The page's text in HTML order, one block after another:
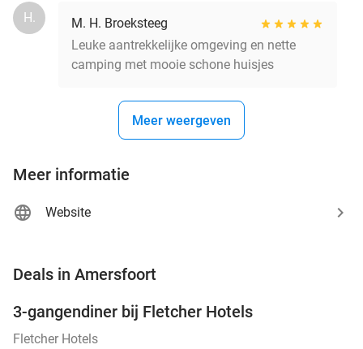
H.
M. H. Broeksteeg
Leuke aantrekkelijke omgeving en nette
camping met mooie schone huisjes
Meer weergeven
Meer informatie
Website
Deals in Amersfoort
3-gangendiner bij Fletcher Hotels
Fletcher Hotels